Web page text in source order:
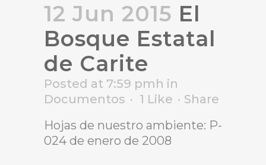
12 Jun 2015 El
Bosque Estatal
de Carite
Posted at 7:59 pmh in
Documentos
1 Like
Share
Hojas de nuestro ambiente: P-
024 de enero de 2008